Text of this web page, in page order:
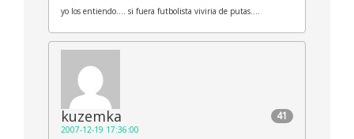
yo los entiendo…. si fuera futbolista viviria de putas….
41
kuzemka
2007-12-19 17:36:00